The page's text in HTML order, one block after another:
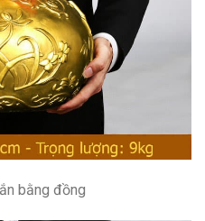
bằng đồng